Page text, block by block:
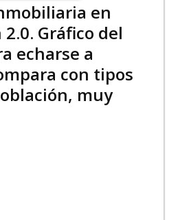
en
2.0. Gráfico del
echarse a
con tipos
muy